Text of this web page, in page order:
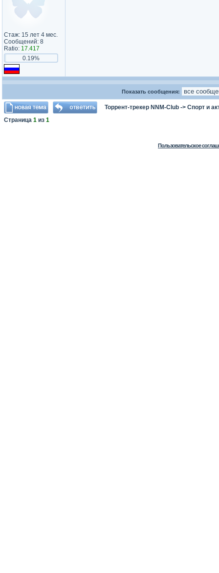
Стаж: 15 лет 4 мес.
Сообщений: 8
Ratio: 17.417
0.19%
Показать сообщения:
Торрент-трекер NNM-Club -> Спорт и
Страница 1 из 1
Пользовательское